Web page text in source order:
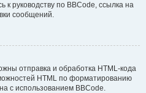
руководству по BBCode, ссылка на
сообщений.
отправка и обработка HTML-кода
HTML по форматированию
с использованием BBCode.